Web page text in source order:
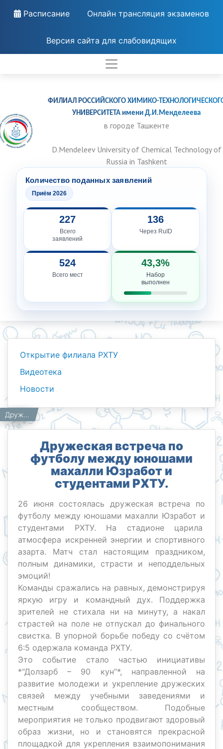
Расписание Онлайн трансляция экзаменов
Версия сайта для слабовидящих
ФИЛИАЛ РОССИЙСКОГО ХИМИКО-
УНИВЕРСИТЕТА имени Д.И.Менделеева
в городе Ташкенте
D.Mendeleev University of Chemical Technology of
Russia in Tashkent
Количество поданных заявлений
Приём 2026
227
Всего
заявлений
136
Через RuID
524
Всего мест
43,3%
Набор
выполнен
Открытие филиала РХТУ
Видеотека
Новости
Главная
Работникам
Новости Дружеская встреча по футболу между юношами махалли Юзработ и студентами РХТУ.
Дружеская встреча по
футболу между юношами
махалли Юзработ и
студентами РХТУ.
26 июня состоялась дружеская встреча по
футболу между юношами махалли Юзработ и
студентами РХТУ. На стадионе царила
атмосфера искренней энергии и спортивного
азарта. Матч стал настоящим праздником,
полным динамики, страсти и неподдельных
эмоций!
Команды сражались на равных, демонстрируя
яркую игру и командный дух. Поддержка
зрителей не стихала ни на минуту, а накал
страстей на поле не отпускал до финального
свистка. В упорной борьбе победу со счётом
6:5 одержала команда РХТУ.
Это событие стало частью инициативы
*“Долзарб – 90 кун”*, направленной на
развитие молодежи и укрепление дружеских
связей между учебными заведениями и
местным сообществом. Подобные
мероприятия не только продвигают здоровый
образ жизни, но и становятся прекрасной
площадкой для укрепления взаимопонимания